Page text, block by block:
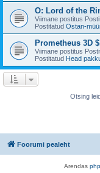
O: Lord of the
Viimane postitus
Postitatud Ostan-
Prometheus 3D
Viimane postitus
Postitatud Head
Otsing
Foorumi pealeht
Arendas